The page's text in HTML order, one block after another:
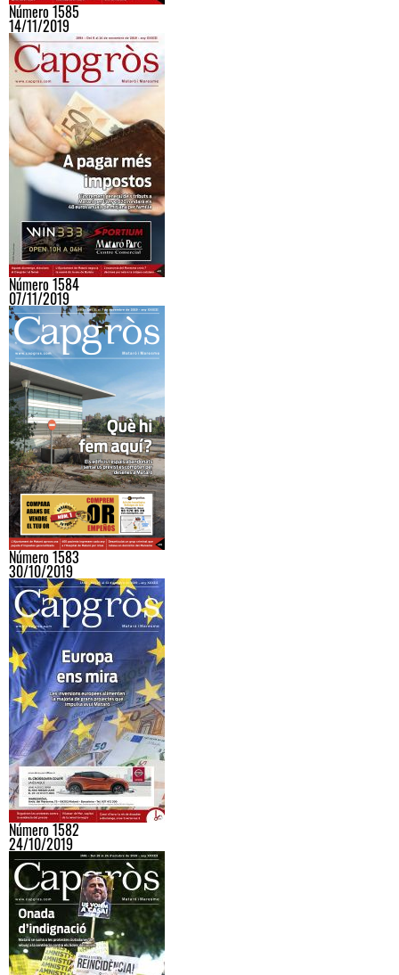
Número 1585
14/11/2019
Número 1584
07/11/2019
Número 1583
30/10/2019
Número 1582
24/10/2019